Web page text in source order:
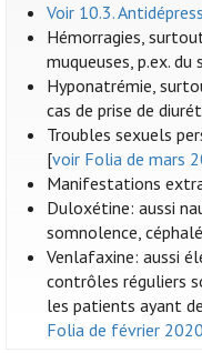
Voir 10.3.
Hémorragies,
muqueuses, p.ex.
Hyponatrémie,
cas de prise de
Troubles sexuels
[voir Folia de mars
Manifestations
Duloxétine: aussi
somnolence,
Venlafaxine: aussi
contrôles réguliers
les patients ayant
Folia de février